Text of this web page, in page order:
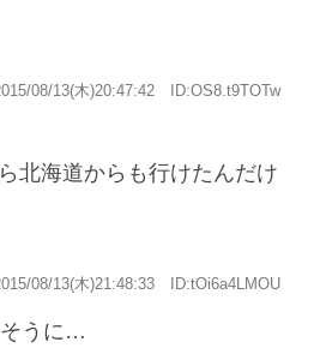
08/13(木)20:47:42 ID:OS8.t9TOTw
北海道からも行けたんだけ
08/13(木)21:48:33 ID:tOi6a4LMOU
うに…